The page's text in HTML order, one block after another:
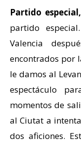
Partido
partido
Valencia
encontrados por
le damos al
espectáculo
momentos de
al Ciutat a
dos aficiones.